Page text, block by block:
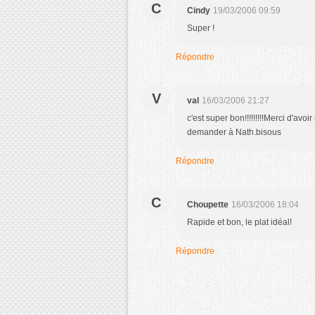
C Cindy 19/03/2006 09:59
Super !
Répondre
V val 16/03/2006 21:27
c'est super bon!!!!!!!!!Merci
demander à Nath.bisous
Répondre
C Choupette 16/03/2006 18:04
Rapide et bon, le plat idéal!
Répondre